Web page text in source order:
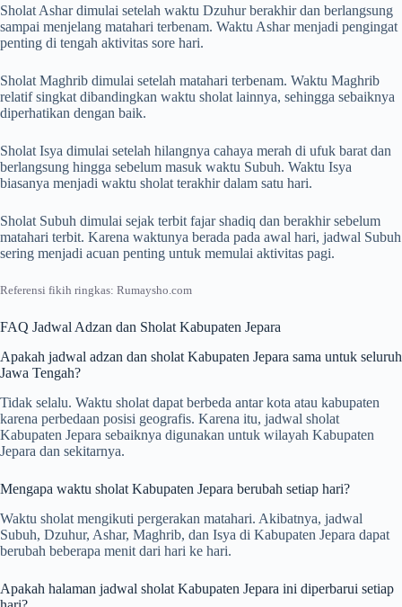
Sholat Ashar dimulai setelah waktu Dzuhur berakhir dan berlangsung
sampai menjelang matahari terbenam. Waktu Ashar menjadi pengingat
penting di tengah aktivitas sore hari.
Sholat Maghrib dimulai setelah matahari terbenam. Waktu Maghrib
relatif singkat dibandingkan waktu sholat lainnya, sehingga sebaiknya
diperhatikan dengan baik.
Sholat Isya dimulai setelah hilangnya cahaya merah di ufuk barat dan
berlangsung hingga sebelum masuk waktu Subuh. Waktu Isya
biasanya menjadi waktu sholat terakhir dalam satu hari.
Sholat Subuh dimulai sejak terbit fajar shadiq dan berakhir sebelum
matahari terbit. Karena waktunya berada pada awal hari, jadwal Subuh
sering menjadi acuan penting untuk memulai aktivitas pagi.
Referensi fikih ringkas: Rumaysho.com
FAQ Jadwal Adzan dan Sholat Kabupaten Jepara
Apakah jadwal adzan dan sholat Kabupaten Jepara sama untuk seluruh
Jawa Tengah?
Tidak selalu. Waktu sholat dapat berbeda antar kota atau kabupaten
karena perbedaan posisi geografis. Karena itu, jadwal sholat
Kabupaten Jepara sebaiknya digunakan untuk wilayah Kabupaten
Jepara dan sekitarnya.
Mengapa waktu sholat Kabupaten Jepara berubah setiap hari?
Waktu sholat mengikuti pergerakan matahari. Akibatnya, jadwal
Subuh, Dzuhur, Ashar, Maghrib, dan Isya di Kabupaten Jepara dapat
berubah beberapa menit dari hari ke hari.
Apakah halaman jadwal sholat Kabupaten Jepara ini diperbarui setiap